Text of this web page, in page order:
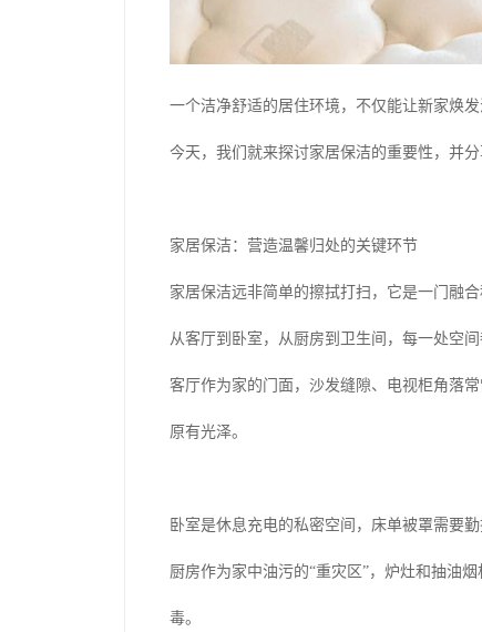
一个洁净舒适的居住环境，不仅能让新家焕
今天，我们就来探讨家居保洁的重要性，并
家居保洁：营造温馨归处的关键环节
家居保洁远非简单的擦拭打扫，它是一门融
从客厅到卧室，从厨房到卫生间，每一处空间
客厅作为家的门面，沙发缝隙、电视柜角落
原有光泽。
卧室是休息充电的私密空间，床单被罩需要
厨房作为家中油污的“重灾区”，炉灶和抽油
毒。